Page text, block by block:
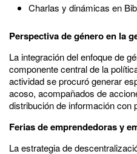
Charlas y dinámicas en
Perspectiva de género en la
La integración del enfoque de
componente central de la
actividad se procuró generar
acoso, acompañados de
distribución de información con
Ferias de emprendedoras y
La estrategia de